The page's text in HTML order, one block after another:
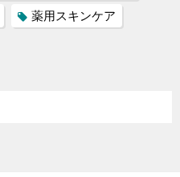
薬用スキンケア